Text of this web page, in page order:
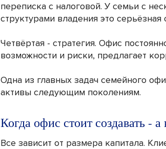
переписка с налоговой. У семьи с
структурами владения это
Четвёртая - стратегия. Офис
возможности и риски, предлагает
Одна из главных задач семейного
активы следующим поколениям.
Когда офис стоит создавать - а
Все зависит от размера капитала.